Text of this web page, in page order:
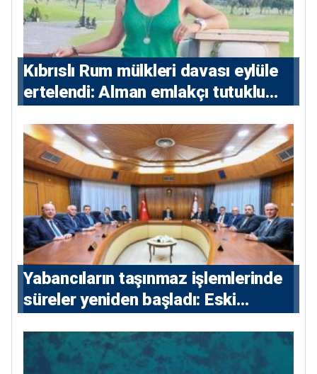
Kıbrıslı Rum mülkleri davası eylüle
ertelendi: Alman emlakçı tutuklu
Yabancıların taşınmaz işlemlerinde
süreler yeniden başladı: Eski
konutlara 36 ay